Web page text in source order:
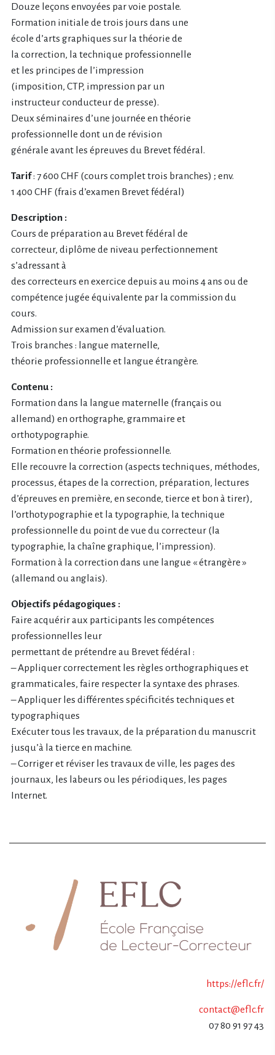
Douze leçons envoyées par voie postale.
Formation initiale de trois jours dans une
école d’arts graphiques sur la théorie de
la correction, la technique professionnelle
et les principes de l’impression
(imposition, CTP, impression par un
instructeur conducteur de presse).
Deux séminaires d’une journée en théorie
professionnelle dont un de révision
générale avant les épreuves du Brevet fédéral.
Tarif: 7 600 CHF (cours complet trois branches) ; env.
1 400 CHF (frais d’examen Brevet fédéral)
Description :
Cours de préparation au Brevet fédéral de
correcteur, diplôme de niveau perfectionnement
s’adressant à
des correcteurs en exercice depuis au moins 4 ans ou de
compétence jugée équivalente par la commission du
cours.
Admission sur examen d’évaluation.
Trois branches : langue maternelle,
théorie professionnelle et langue étrangère.
Contenu :
Formation dans la langue maternelle (français ou
allemand) en orthographe, grammaire et
orthotypographie.
Formation en théorie professionnelle.
Elle recouvre la correction (aspects techniques, méthodes,
processus, étapes de la correction, préparation, lectures
d’épreuves en première, en seconde, tierce et bon à tirer),
l’orthotypographie et la typographie, la technique
professionnelle du point de vue du correcteur (la
typographie, la chaîne graphique, l’impression).
Formation à la correction dans une langue « étrangère »
(allemand ou anglais).
Objectifs pédagogiques :
Faire acquérir aux participants les compétences
professionnelles leur
permettant de prétendre au Brevet fédéral :
– Appliquer correctement les règles orthographiques et
grammaticales, faire respecter la syntaxe des phrases.
– Appliquer les différentes spécificités techniques et
typographiques
Exécuter tous les travaux, de la préparation du manuscrit
jusqu’à la tierce en machine.
– Corriger et réviser les travaux de ville, les pages des
journaux, les labeurs ou les périodiques, les pages
Internet.
https://eflc.fr/
contact@eflc.fr
07 80 91 97 43